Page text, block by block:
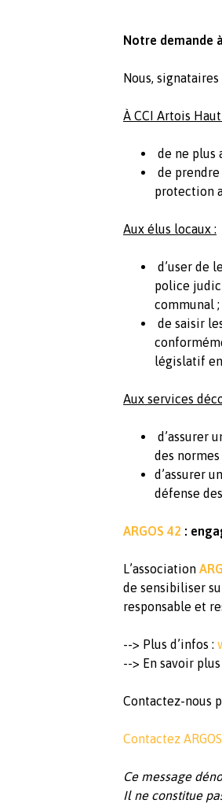
Notre demande
Nous,
À CCI Artois
de ne plus
de
protection
Aux élus locaux :
d’user de
police
communal ;
de saisir
législatif
Aux services
d’assurer
des
d’assurer
défense
ARGOS 42 :
L’association
de sensibiliser
responsable et
--> Plus d’infos :
--> En savoir plus
Contactez-nous
Contactez
Ce message
Il ne constitue